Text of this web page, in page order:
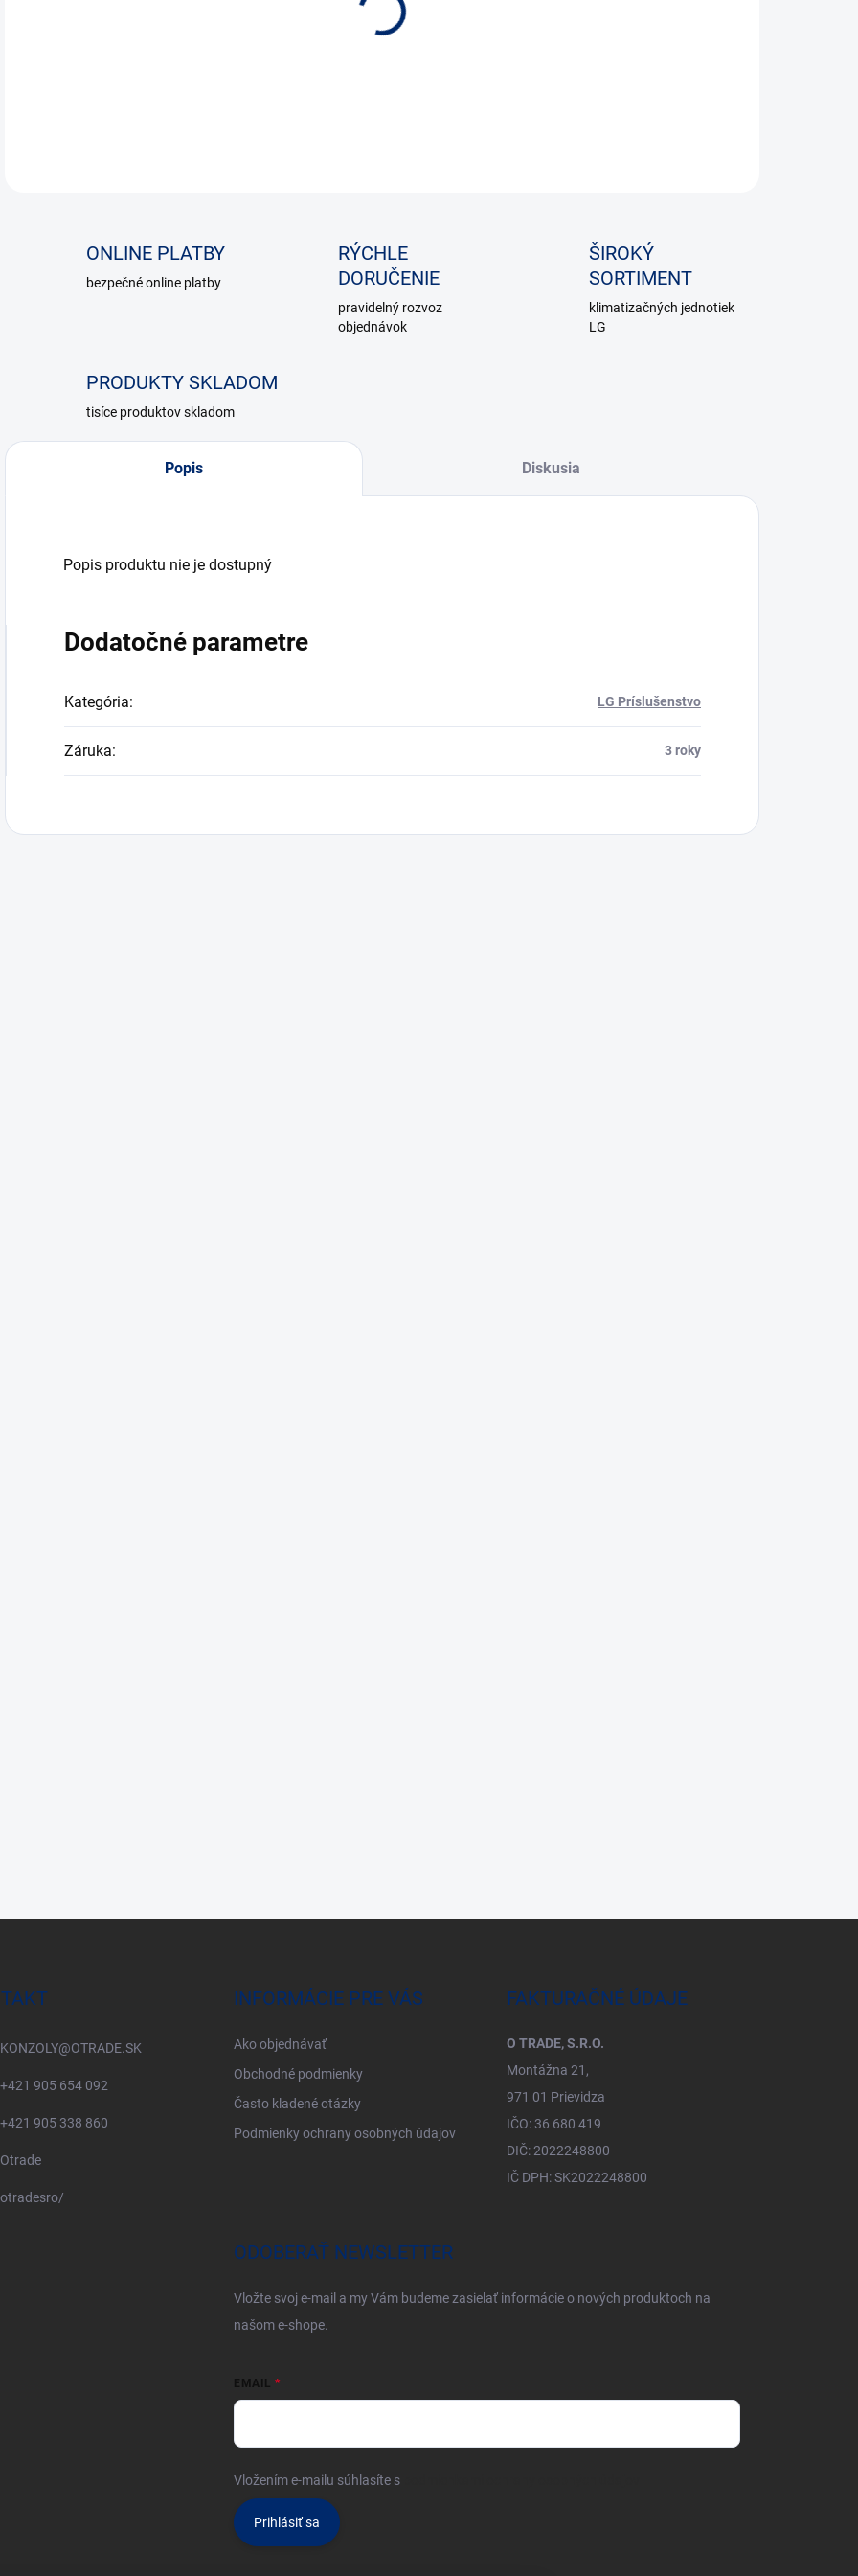
ONLINE PLATBY
bezpečné online platby
RÝCHLE
DORUČENIE
pravidelný rozvoz
objednávok
ŠIROKÝ
SORTIMENT
klimatizačných jednotiek
LG
PRODUKTY SKLADOM
tisíce produktov skladom
Popis Diskusia
Popis produktu nie je dostupný
Dodatočné parametre
Kategória: LG Príslušenstvo
Záruka: 3 roky
KONZOLY@OTRADE.SK
+421 905 654 092
+421 905 338 860
Otrade
otradesro/
INFORMÁCIE PRE VÁS
Ako objednávať
Obchodné podmienky
Často kladené otázky
Podmienky ochrany osobných údajov
FAKTURAČNÉ ÚDAJE
O TRADE, S.R.O.
Montážna 21,
971 01 Prievidza
IČO: 36 680 419
DIČ: 2022248800
IČ DPH: SK2022248800
ODOBERAŤ NEWSLETTER
Vložte svoj e-mail a my Vám budeme zasielať informácie o nových produktoch na
našom e-shope.
EMAIL
Vložením e-mailu súhlasíte s
Prihlásiť sa